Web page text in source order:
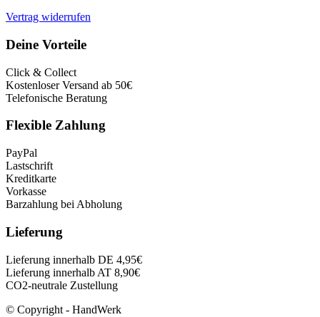
Vertrag widerrufen
Deine Vorteile
Click & Collect
Kostenloser Versand ab 50€
Telefonische Beratung
Flexible Zahlung
PayPal
Lastschrift
Kreditkarte
Vorkasse
Barzahlung bei Abholung
Lieferung
Lieferung innerhalb DE 4,95€
Lieferung innerhalb AT 8,90€
CO2-neutrale Zustellung
© Copyright - HandWerk